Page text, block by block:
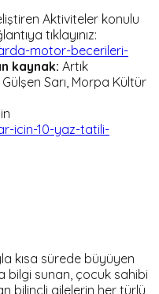
Aktiviteler konulu
tıklayınız:
motor-becerileri-
kaynak: Artık
Sarı, Morpa Kültür
icin-10-yaz-tatili-
kısa sürede büyüyen
bilgi sunan, çocuk sahibi
bilinçli ailelerin her türlü